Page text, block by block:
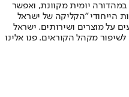
יומית מקוונת, ואפשר
הייחודי "הקליקה של ישראל
על מוצרים ושירותים. ישראל
מקהל הקוראים. פנו אלינו